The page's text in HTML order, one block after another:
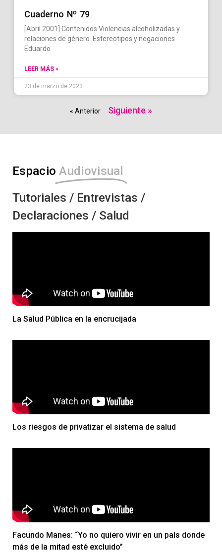
Cuaderno Nº 79
[Abril 2001] Contenidos Violencias alcoholizadas y
relaciones de género. Estereotipos y negaciones
Eduardo
LEER MÁS »
23 de marzo de 2023
« Anterior Siguiente »
Espacio Audiovisual
Tutoriales / Entrevistas /
Declaraciones / Salud
La Salud Pública en la encrucijada
Los riesgos de privatizar el sistema de salud
Facundo Manes: “Yo no quiero vivir en un país donde
más de la mitad esté excluido”